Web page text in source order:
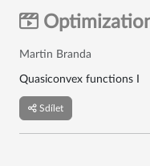
Martin Branda
Quasiconvex functions I
Sdílet